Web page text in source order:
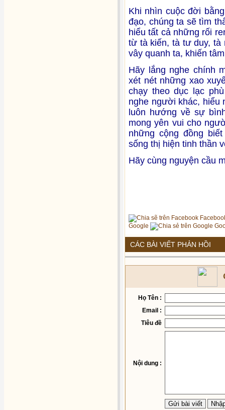
Khi nhìn cuộc đời
đạo, chúng ta sẽ tìm
hiểu tất cả những rối
từ tà kiến, tà tư duy,
vây quanh ta, khiến
Hãy lắng nghe chính
xét nét những xao
chạy theo dục lạc
nghe người khác, hiểu
luôn hướng về sự
mong yên vui cho
những cộng đồng
sống thị hiện tinh thần
Hãy cùng nguyện cầu
Google
CÁC BÀI VIẾT PHẢN HỒI
Họ Tên :
Email :
Tiêu đề
Nội dung :